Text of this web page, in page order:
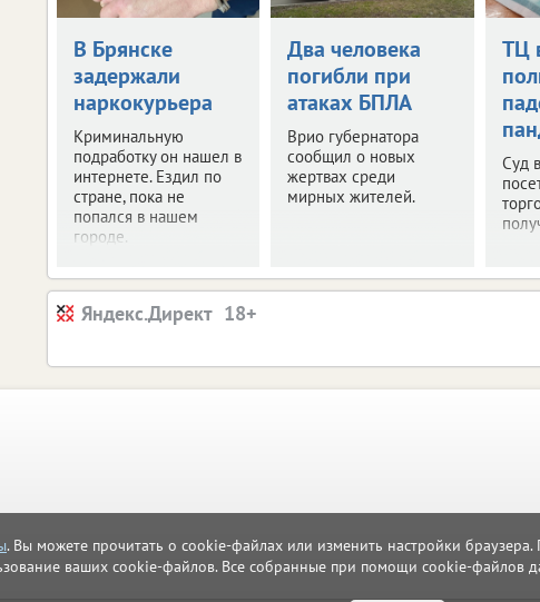
. Вы можете прочитать о cookie-файлах или изменить настройки
ваших cookie-файлов. Все собранные при помощи cookie-файлов
В Брянске
задержали
наркокурьера
Криминальную
подработку он нашел в
интернете. Ездил по
стране, пока не
попался в нашем
городе.
Два человека
погибли при
атаках БПЛА
Врио губернатора
сообщил о новых
жертвах среди
мирных жителей.
ТЦ
Суд
Яндекс.Директ